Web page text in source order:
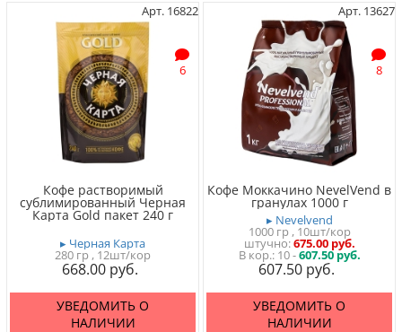
Арт. 16822
6
Кофе растворимый
сублимированный Черная
Карта Gold пакет 240 г
▸ Черная Карта
280 гр , 12шт/кор
668.00
УВЕДОМИТЬ О
НАЛИЧИИ
Арт. 13627
8
Кофе Моккачино NevelVend в
гранулах 1000 г
▸ Nevelvend
1000 гр , 10шт/кор
штучно 675.00 руб.
10 -607.50 руб.
607.50
УВЕДОМИТЬ О
НАЛИЧИИ